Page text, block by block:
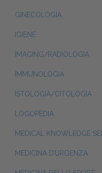
GINECOLOGIA
IGIENE
IMAGING/RADIOLOGIA
IMMUNOLOGIA
ISTOLOGIA/CITOLOGIA
LOGOPEDIA
MEDICAL KNOWLEDGE
MEDICINA D’URGENZA